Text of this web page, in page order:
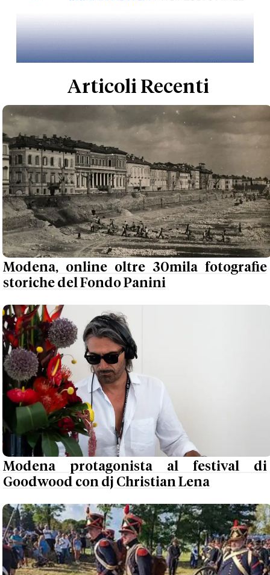
Articoli Recenti
Modena, online oltre 30mila fotografie
storiche del Fondo Panini
Modena protagonista al festival di
Goodwood con dj Christian Lena